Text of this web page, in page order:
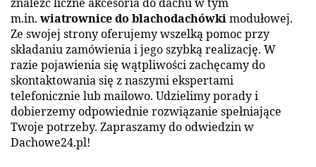
m.in. wiatrownice do blachodachówkimodułowej.
Ze swojej strony oferujemy wszelką pomoc przy
składaniu zamówienia i jego szybką realizację. W
razie pojawienia się wątpliwości zachęcamy do
skontaktowania się z naszymi ekspertami
telefonicznie lub mailowo. Udzielimy porady i
dobierzemy odpowiednie rozwiązanie spełniające
Twoje potrzeby. Zapraszamy do odwiedzin w
Dachowe24.pl!